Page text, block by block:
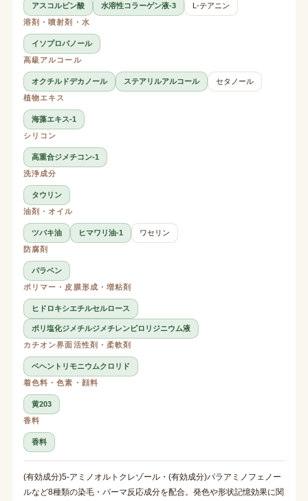
アスコルビン酸 水溶性コラーゲン液-3
L-テアニン
溶剤・噴射剤・水
イソプロパノール
高級アルコール
オクチルドデカノール ステアリルアルコール
セタノール
植物エキス
海藻エキス-1
シリコン
高重合ジメチコン-1
洗浄成分
タウリン
油剤・オイル
ツバキ油 ヒマワリ油-1
ワセリン
防腐剤
パラベン
ポリマー・皮膜形成・増粘剤
ヒドロキシエチルセルロース
ポリ塩化ジメチルジメチレンピロリジニウム液
カチオン界面活性剤・柔軟剤
ベヘントリモニウムクロリド
着色料・色素・顔料
黄203
香料
香料
(有効成分)5-アミノオルトクレゾール・(有効成分)パラアミノフェノー
ルなど8種類の染毛・パーマ反応成分を配合。発色や形状記憶効果に関